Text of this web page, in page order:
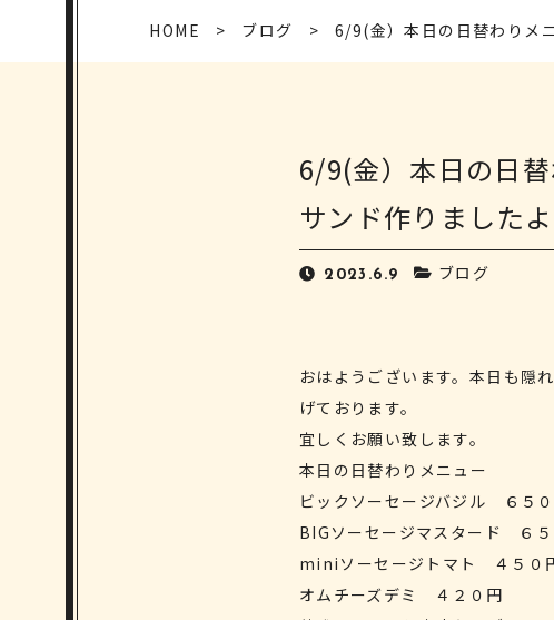
HOME ブログ 6/9(金）本日の日替わりメ
6/9(金）本日の日
サンド作りました
2023.6.9 ブログ
おはようございます。本日も隠
げております。
宜しくお願い致します。
本日の日替わりメニュー
ビックソーセージバジル ６５
BIGソーセージマスタード ６
miniソーセージトマト ４５０
オムチーズデミ ４２０円